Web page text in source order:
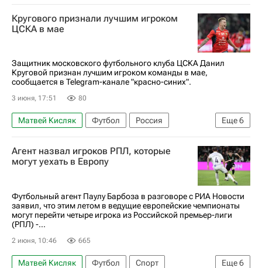
Волгоград
Буркина-Фасо
Валерий Карпин
Буркина-Фасо
Кругового признали лучшим игроком
ЦСКА в мае
Защитник московского футбольного клуба ЦСКА Данил
Круговой признан лучшим игроком команды в мае,
сообщается в Telegram-канале "красно-синих".
3 июня, 17:51 80
Еще6
Матвей Кисляк Футбол
Россия
Telegram
Данил Круговой
Кирилл Данилов
ПФК ЦСКА
Агент назвал игроков РПЛ, которые
могут уехать в Европу
Футбольный агент Паулу Барбоза в разговоре с РИА Новости
заявил, что этим летом в ведущие европейские чемпионаты
могут перейти четыре игрока из Российской премьер-лиги
(РПЛ) -...
2 июня, 10:46 665
Еще6
Матвей Кисляк Футбол
Спорт